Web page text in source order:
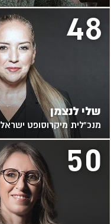
48
שלי לנצמן
מנכ"לית מיקרוסופט ישראל
50